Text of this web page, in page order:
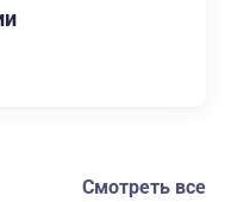
Смотреть все